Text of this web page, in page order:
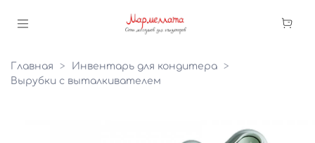
Главная
Инвентарь для кондитера
Вырубки с выталкивателем